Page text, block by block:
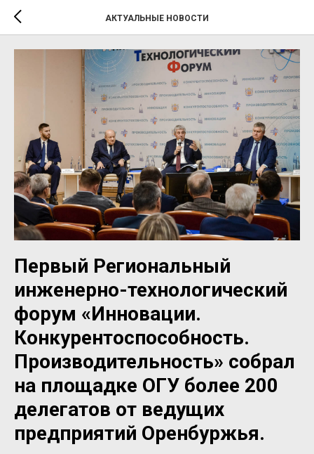
АКТУАЛЬНЫЕ НОВОСТИ
Первый Региональный
инженерно-технологический
форум «Инновации.
Конкурентоспособность.
Производительность» собрал
на площадке ОГУ более 200
делегатов от ведущих
предприятий Оренбуржья.